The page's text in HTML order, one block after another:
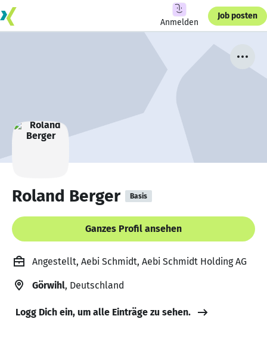
Anmelden
Job posten
Roland Berger Basis
Ganzes Profil ansehen
Angestellt, Aebi Schmidt, Aebi Schmidt Holding AG
Görwihl, Deutschland
Logg Dich ein, um alle Einträge zu sehen.